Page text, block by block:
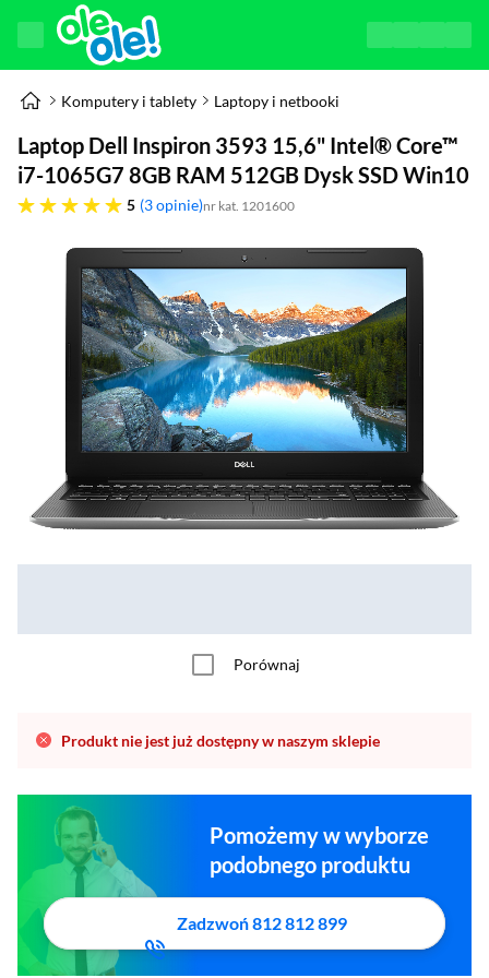
Komputery i tablety Laptopy i netbooki
Laptop Dell Inspiron 3593 15,6" Intel® Core™
i7-1065G7 8GB RAM 512GB Dysk SSD Win10
5
pięć gwiazdek 3 opinie nr kat. 1201600
Porównaj
Produkt nie jest już dostępny w naszym sklepie
Pomożemy w wyborze
podobnego produktu
Zadzwoń 812 812 899